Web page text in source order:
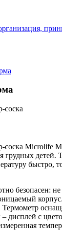
соска
соска Microlife
грудных детей.
быстро,
безопасен:
Термометр
дисплей с